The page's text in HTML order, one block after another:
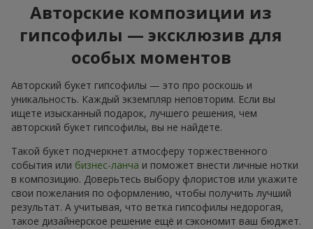
Авторские композиции из
гипсофилы — эксклюзив для
особых моментов
Авторский букет гипсофилы — это про роскошь и
уникальность. Каждый экземпляр неповторим. Если вы
ищете изысканный подарок, лучшего решения, чем
авторский букет гипсофилы, вы не найдете.
Такой букет подчеркнет атмосферу торжественного
события или бизнес-ланча и поможет внести личные нотки
в композицию. Доверьтесь выбору флористов или укажите
свои пожелания по оформлению, чтобы получить лучший
результат. А учитывая, что ветка гипсофилы недорогая,
такое дизайнерское решение ещё и сэкономит ваш бюджет.